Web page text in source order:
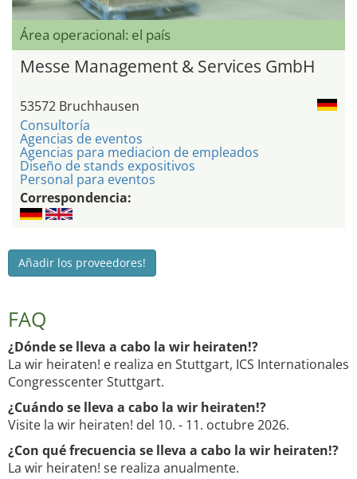
Área operacional: el país
Messe Management & Services GmbH
53572 Bruchhausen
Consultoría
Agencias de eventos
Agencias para mediacion de empleados
Diseño de stands expositivos
Personal para eventos
Correspondencia:
Añadir los proveedores!
FAQ
¿Dónde se lleva a cabo la wir heiraten!?
La wir heiraten! e realiza en Stuttgart, ICS Internationales
Congresscenter Stuttgart.
¿Cuándo se lleva a cabo la wir heiraten!?
Visite la wir heiraten! del 10. - 11. octubre 2026.
¿Con qué frecuencia se lleva a cabo la wir heiraten!?
La wir heiraten! se realiza anualmente.